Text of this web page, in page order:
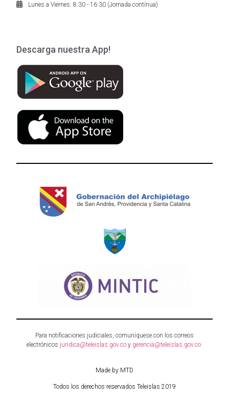
Lunes a Viernes: 8:30 - 16:30 (Jornada contínua)
Descarga nuestra App!
Para notificaciones judiciales, comuníquese con los correos
electrónicos juridica@teleislas.gov.co y gerencia@teleislas.gov.co
Made by MTD
Todos los derechos reservados Teleislas 2019